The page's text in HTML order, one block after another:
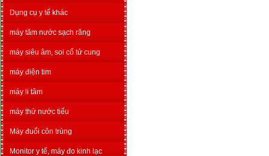
Dụng cụ y tế khác
máy tăm nước sạch răng
máy siêu âm, soi cổ tử cung
máy điện tim
máy li tâm
máy thử nước tiểu
Máy đuổi côn trùng
Monitor y tế, máy đo kinh lạc